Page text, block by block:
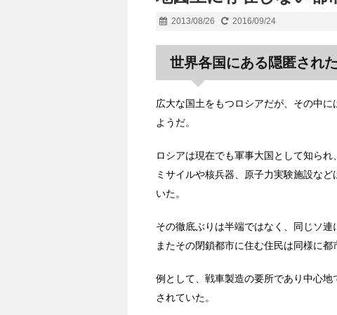
2013/08/26 2016/09/24
世界各国にある隠匿され
広大な国土をもつロシアだが、その中
ようだ。
ロシアは現在でも軍事大国として知ら
ミサイルや核兵器、原子力実験施設な
いた。
その徹底ぶりは半端ではなく、同じソ連
またその閉鎖都市に住む住民は同様に都
例として、戦車製造の要所であり中心
されていた。